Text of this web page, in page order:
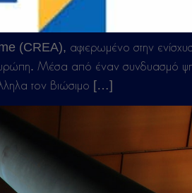
(CREA), αφιερωμένο στην
Ευρώπη. Μέσα από έναν συνδυασμό
τον βιώσιμο […]